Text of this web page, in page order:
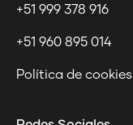
+51 999 378 916
+51 960 895 014
Política de cookies